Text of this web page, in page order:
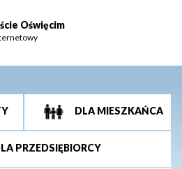
Oświęcim
DLA MIESZKAŃCA
PRZEDSIĘBIORCY